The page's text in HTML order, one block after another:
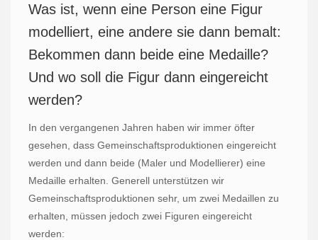
Was ist, wenn eine Person eine Figur
modelliert, eine andere sie dann bemalt:
Bekommen dann beide eine Medaille?
Und wo soll die Figur dann eingereicht
werden?
In den vergangenen Jahren haben wir immer öfter
gesehen, dass Gemeinschaftsproduktionen eingereicht
werden und dann beide (Maler und Modellierer) eine
Medaille erhalten. Generell unterstützen wir
Gemeinschaftsproduktionen sehr, um zwei Medaillen zu
erhalten, müssen jedoch zwei Figuren eingereicht
werden: